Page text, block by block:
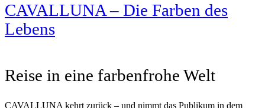
CAVALLUNA – Die Farben des
Lebens
Reise in eine farbenfrohe Welt
CAVALLUNA kehrt zurück – und nimmt das Publikum in dem